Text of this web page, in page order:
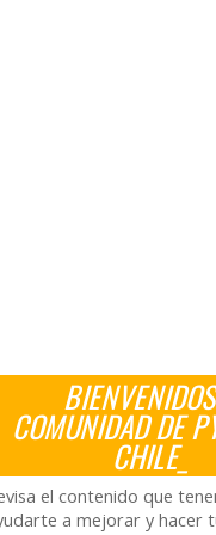
COMUNIDAD DE
CHILE_
el contenido que
a mejorar y hacer